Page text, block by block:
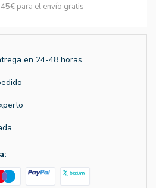
45€ para el envío gratis
en 24-48 horas